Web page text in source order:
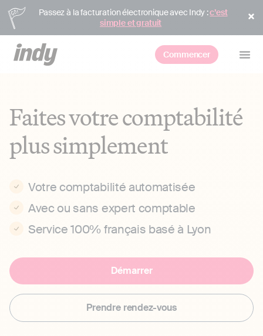
Passez à la facturation électronique avec Indy :c’est
simple et gratuit
Commencer
Faites votre comptabilité
plus simplement
Votre comptabilité automatisée
Avec ou sans expert comptable
Service 100% français basé à Lyon
Démarrer
Prendre rendez-vous